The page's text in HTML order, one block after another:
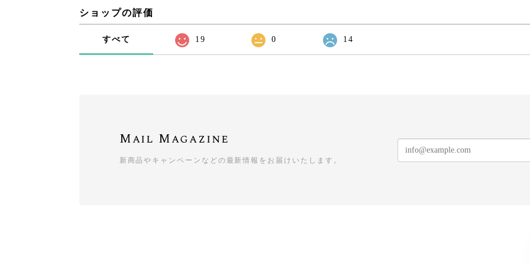
ショップの評価
すべて 19 0 14
Mail Magazine
新商品やキャンペーンなどの最新情報をお届けいたします。